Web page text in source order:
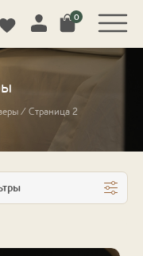
0
/ Страница 2